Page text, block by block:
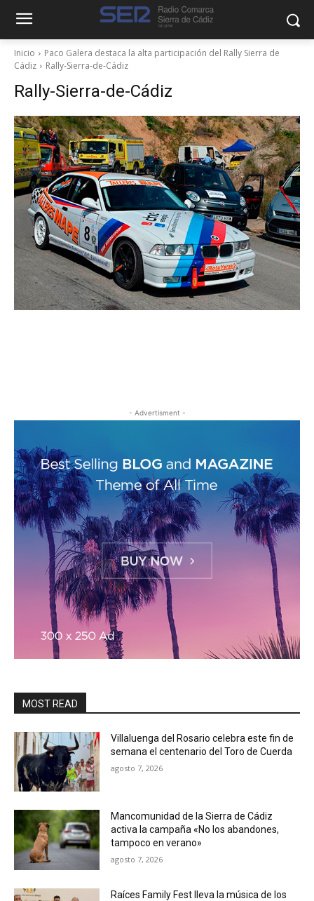
Inicio
Paco Galera destaca la alta participación del Rally Sierra de
Cádiz
Rally-Sierra-de-Cádiz
Rally-Sierra-de-Cádiz
- Advertisment -
MOST READ
Villaluenga del Rosario celebra este fin de
semana el centenario del Toro de Cuerda
agosto 7, 2026
Mancomunidad de la Sierra de Cádiz
activa la campaña «No los abandones,
tampoco en verano»
agosto 7, 2026
Raíces Family Fest lleva la música de los